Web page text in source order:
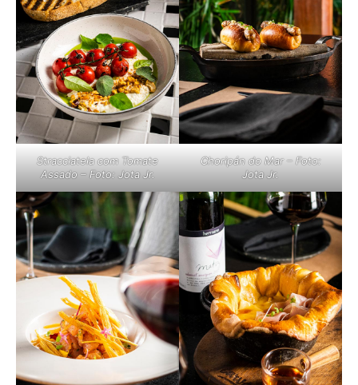
Stracciatela com Tomate
Assado – Foto: Jota Jr.
Choripán do Mar – Foto:
Jota Jr.